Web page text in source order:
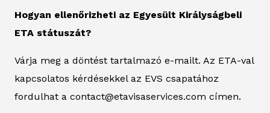
Hogyan ellenőrizheti az Egyesült Királyságbeli
ETA státuszát?
Várja meg a döntést tartalmazó e-mailt. Az ETA-val
kapcsolatos kérdésekkel az EVS csapatához
fordulhat a contact@etavisaservices.com címen.